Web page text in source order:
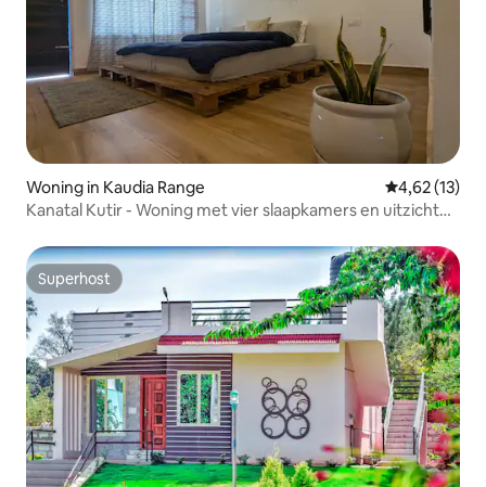
Woning in Kaudia Range Gemiddelde
4,62 (13)
Kanatal Kutir - Woning met vier slaapkamers en uitzicht
Superhost
Superhost